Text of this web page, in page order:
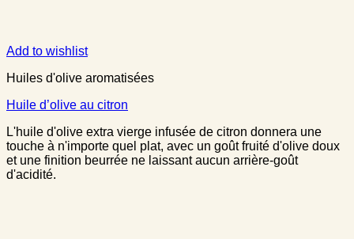
Add to wishlist
Huiles d'olive aromatisées
Huile d’olive au citron
L'huile d'olive extra vierge infusée de citron donnera une
touche à n'importe quel plat, avec un goût fruité d'olive doux
et une finition beurrée ne laissant aucun arrière-goût
d'acidité.